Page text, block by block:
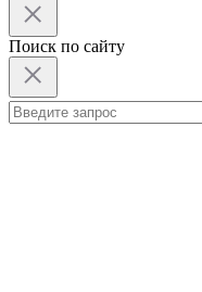
Поиск по сайту